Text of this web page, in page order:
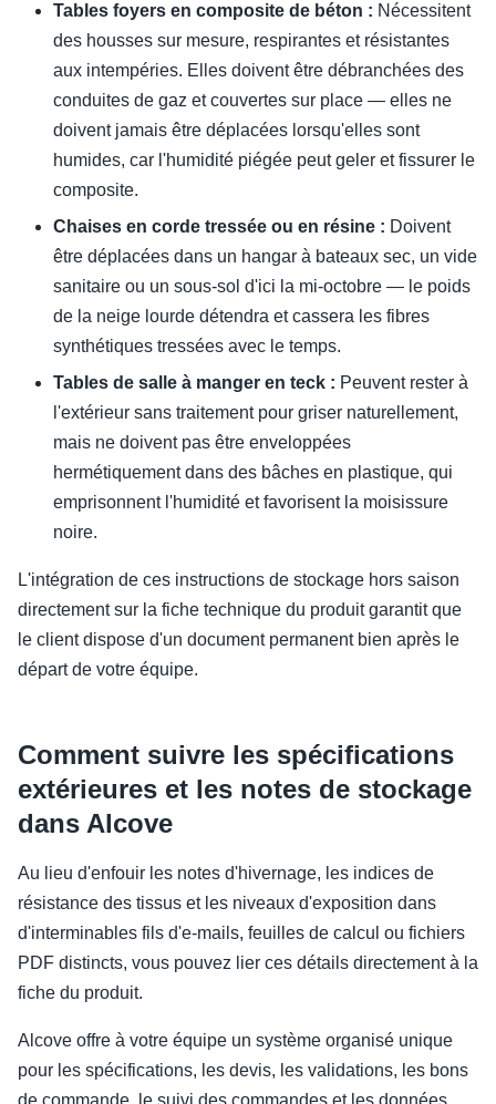
Tables foyers en composite de béton : Nécessitent
des housses sur mesure, respirantes et résistantes
aux intempéries. Elles doivent être débranchées des
conduites de gaz et couvertes sur place — elles ne
doivent jamais être déplacées lorsqu'elles sont
humides, car l'humidité piégée peut geler et fissurer le
composite.
Chaises en corde tressée ou en résine : Doivent
être déplacées dans un hangar à bateaux sec, un vide
sanitaire ou un sous-sol d'ici la mi-octobre — le poids
de la neige lourde détendra et cassera les fibres
synthétiques tressées avec le temps.
Tables de salle à manger en teck : Peuvent rester à
l'extérieur sans traitement pour griser naturellement,
mais ne doivent pas être enveloppées
hermétiquement dans des bâches en plastique, qui
emprisonnent l'humidité et favorisent la moisissure
noire.
L'intégration de ces instructions de stockage hors saison
directement sur la fiche technique du produit garantit que
le client dispose d'un document permanent bien après le
départ de votre équipe.
Comment suivre les spécifications
extérieures et les notes de stockage
dans Alcove
Au lieu d'enfouir les notes d'hivernage, les indices de
résistance des tissus et les niveaux d'exposition dans
d'interminables fils d'e-mails, feuilles de calcul ou fichiers
PDF distincts, vous pouvez lier ces détails directement à la
fiche du produit.
Alcove offre à votre équipe un système organisé unique
pour les spécifications, les devis, les validations, les bons